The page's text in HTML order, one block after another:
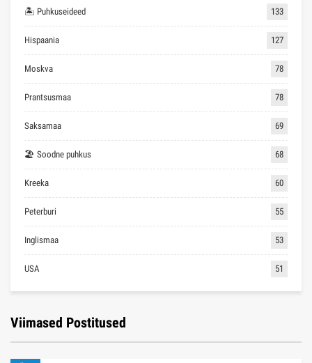
🏝 Puhkuseideed 133
Hispaania 127
Moskva 78
Prantsusmaa 78
Saksamaa 69
🏖 Soodne puhkus 68
Kreeka 60
Peterburi 55
Inglismaa 53
USA 51
Viimased Postitused